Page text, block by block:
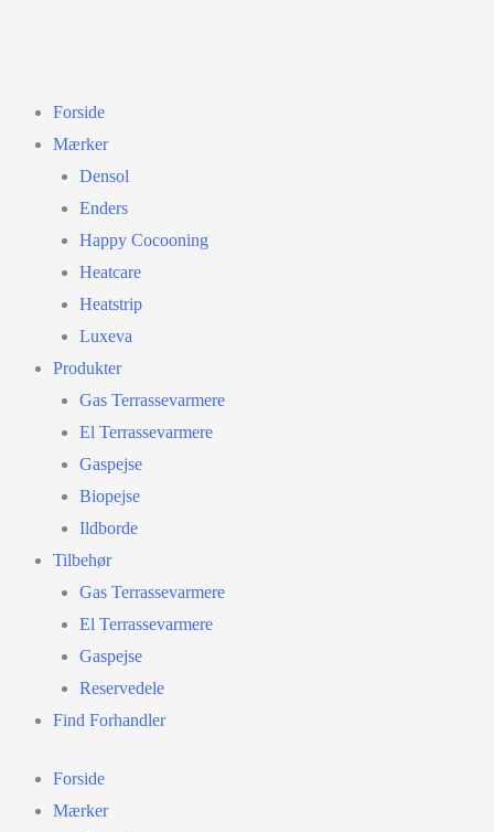
Forside
Mærker
Densol
Enders
Happy Cocooning
Heatcare
Heatstrip
Luxeva
Produkter
Gas Terrassevarmere
El Terrassevarmere
Gaspejse
Biopejse
Ildborde
Tilbehør
Gas Terrassevarmere
El Terrassevarmere
Gaspejse
Reservedele
Find Forhandler
Forside
Mærker